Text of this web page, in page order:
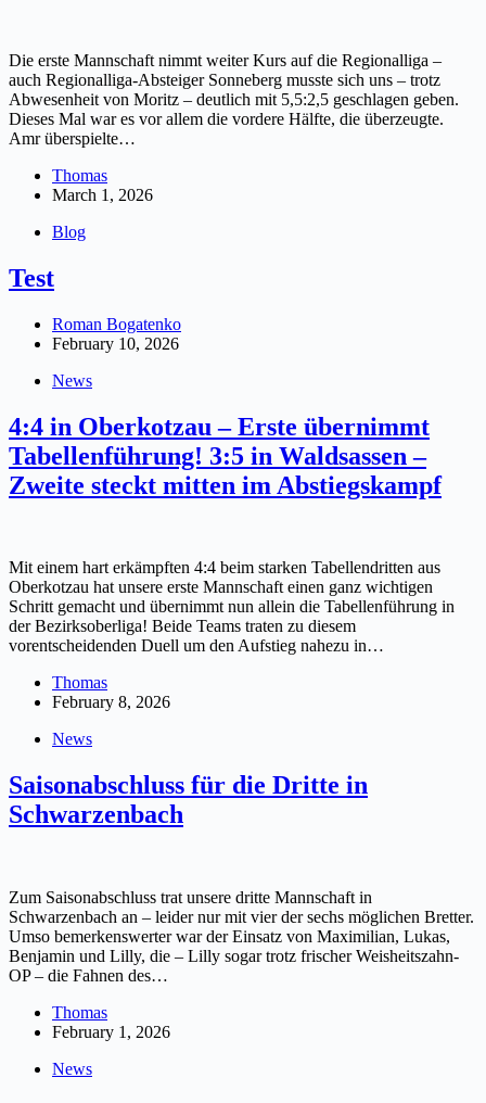
Die erste Mannschaft nimmt weiter Kurs auf die Regionalliga –
auch Regionalliga-Absteiger Sonneberg musste sich uns – trotz
Abwesenheit von Moritz – deutlich mit 5,5:2,5 geschlagen geben.
Dieses Mal war es vor allem die vordere Hälfte, die überzeugte.
Amr überspielte…
Thomas
March 1, 2026
Blog
Test
Roman Bogatenko
February 10, 2026
News
4:4 in Oberkotzau – Erste übernimmt
Tabellenführung! 3:5 in Waldsassen –
Zweite steckt mitten im Abstiegskampf
Mit einem hart erkämpften 4:4 beim starken Tabellendritten aus
Oberkotzau hat unsere erste Mannschaft einen ganz wichtigen
Schritt gemacht und übernimmt nun allein die Tabellenführung in
der Bezirksoberliga! Beide Teams traten zu diesem
vorentscheidenden Duell um den Aufstieg nahezu in…
Thomas
February 8, 2026
News
Saisonabschluss für die Dritte in
Schwarzenbach
Zum Saisonabschluss trat unsere dritte Mannschaft in
Schwarzenbach an – leider nur mit vier der sechs möglichen Bretter.
Umso bemerkenswerter war der Einsatz von Maximilian, Lukas,
Benjamin und Lilly, die – Lilly sogar trotz frischer Weisheitszahn-
OP – die Fahnen des…
Thomas
February 1, 2026
News